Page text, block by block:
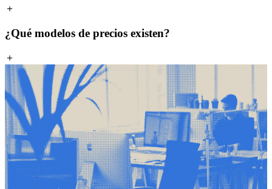
＋
¿Qué modelos de precios existen?
＋
Contenidos de Analítica Web de nuestro
Blog